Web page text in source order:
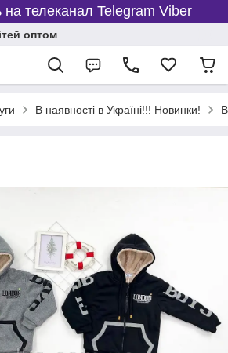
на телеканал Telegram Viber
оптом
В наявності в Україні!!! Новинки!